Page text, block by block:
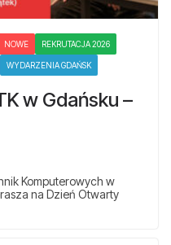
NOWE REKRUTACJA 2026
WYDARZENIA GDAŃSK
w Gdańsku –
Komputerowych w
na Dzień Otwarty